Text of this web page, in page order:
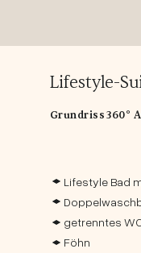
Lifestyle-
Grundriss 360°
Lifestyle Bad
getrenntes
Föhn